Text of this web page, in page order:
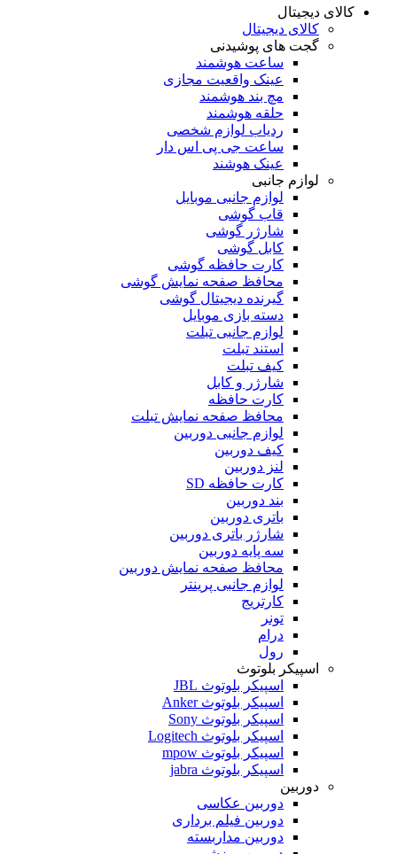
کالای دیجیتال
کالای دیجیتال
گجت های پوشیدنی
ساعت هوشمند
عینک واقعیت مجازی
مچ بند هوشمند
حلقه هوشمند
ردیاب لوازم شخصی
ساعت جی پی اس دار
عینک هوشند
لوازم جانبی
لوازم جانبی موبایل
قاب گوشی
شارژر گوشی
کابل گوشی
کارت حافظه گوشی
محافظ صفحه نمایش گوشی
گیرنده دیجیتال گوشی
دسته بازی موبایل
لوازم جانبی تبلت
استند تبلت
کیف تبلت
شارژر و کابل
کارت حافظه
محافظ صفحه نمایش تبلت
لوازم جانبی دوربین
کیف دوربین
لنز دوربین
کارت حافظه SD
بند دوربین
باتری دوربین
شارژر باتری دوربین
سه پایه دوربین
محافظ صفحه نمایش دوربین
لوازم جانبی پرینتر
کارتریج
تونر
درام
رول
اسپیکر بلوتوث
اسپیکر بلوتوث JBL
اسپیکر بلوتوث Anker
اسپیکر بلوتوث Sony
اسپیکر بلوتوث Logitech
اسپیکر بلوتوث mpow
اسپیکر بلوتوث jabra
دوربین
دوربین عکاسی
دوربین فیلم برداری
دوربین مداربسته